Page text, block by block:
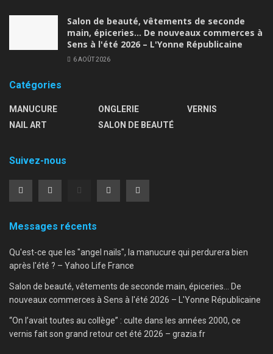
Salon de beauté, vêtements de seconde
main, épiceries… De nouveaux commerces à
Sens à l'été 2026 – L'Yonne Républicaine
6 AOÛT 2026
Catégories
MANUCURE
NAIL ART
ONGLERIE
SALON DE BEAUTÉ
VERNIS
Suivez-nous
Messages récents
Qu'est-ce que les "angel nails", la manucure qui perdurera bien
après l'été ? – Yahoo Life France
Salon de beauté, vêtements de seconde main, épiceries… De
nouveaux commerces à Sens à l'été 2026 – L'Yonne Républicaine
“On l’avait toutes au collège” : culte dans les années 2000, ce
vernis fait son grand retour cet été 2026 – grazia.fr